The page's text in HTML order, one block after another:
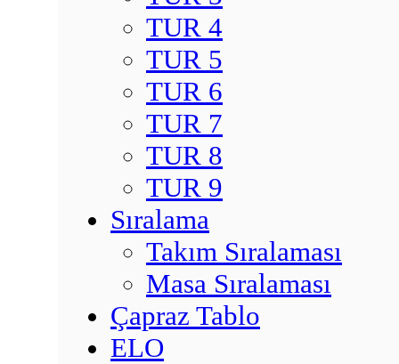
TUR 4
TUR 5
TUR 6
TUR 7
TUR 8
TUR 9
Sıralama
Takım Sıralaması
Masa Sıralaması
Çapraz Tablo
ELO